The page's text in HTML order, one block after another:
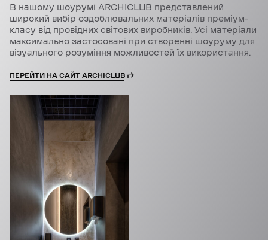
В нашому шоурумі ARCHICLUB представлений
широкий вибір оздоблювальних матеріалів преміум-
класу від провідних світових виробників. Усі матеріали
максимально застосовані при створенні шоуруму для
візуального розуміння можливостей їх використання.
ПЕРЕЙТИ НА САЙТ ARCHICLUB